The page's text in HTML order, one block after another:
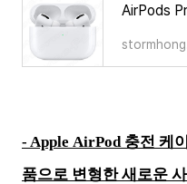
- Apple AirPod 충전 케
품으로 변형한 새로운